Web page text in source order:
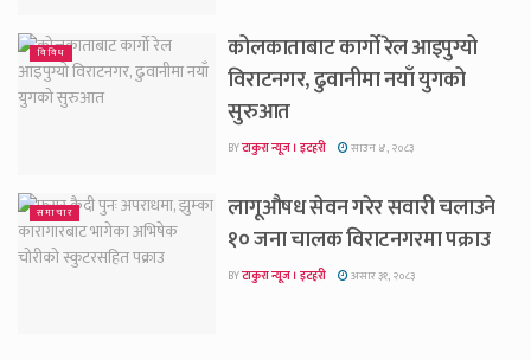
विविध
कोलकाताबाट कार्गो रेल आइपुग्यो
विराटनगर, ढुवानीमा नयाँ युगको
सुरुआत
BYटाकुरा न्यूज । इटहरी साउन ४, २०८३
समाचार
लागूऔषध सेवन गरेर सवारी चलाउने
१० जना चालक विराटनगरमा पक्राउ
BYटाकुरा न्यूज । इटहरी असार ३१, २०८३